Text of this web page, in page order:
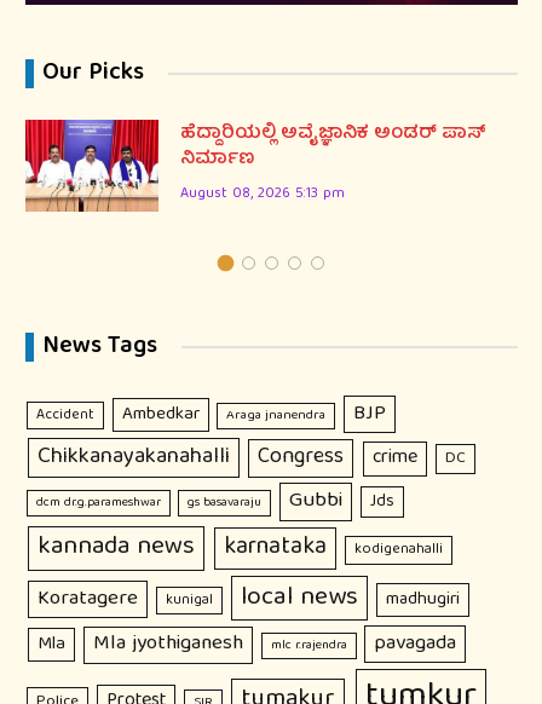
Our Picks
ಹೆದ್ದಾರಿಯಲ್ಲಿ ಅವೈಜ್ಞಾನಿಕ ಅಂಡರ್ ಪಾಸ್
ನಿರ್ಮಾಣ
August 08, 2026 5:13 pm
News Tags
Accident Ambedkar Araga jnanendra BJP
Chikkanayakanahalli Congress crime DC
dcm dr.g.parameshwar gs basavaraju Gubbi Jds
kannada news karnataka kodigenahalli
Koratagere kunigal local news madhugiri
Mla Mla jyothiganesh mlc r.rajendra pavagada